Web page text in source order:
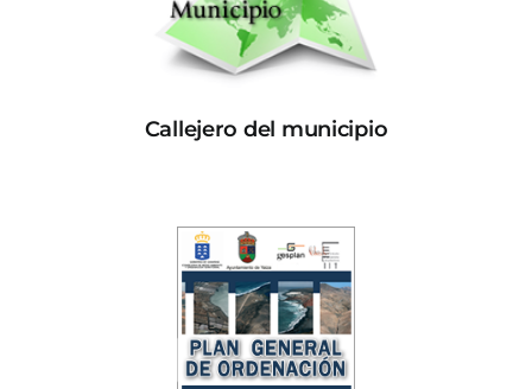
Callejero del municipio